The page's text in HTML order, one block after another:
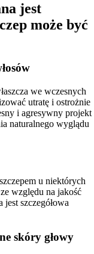
jest
może być
we wczesnych
utratę i ostrożnie
i agresywny projekt
naturalnego wyglądu
u niektórych
względu na jakość
szczegółowa
skóry głowy